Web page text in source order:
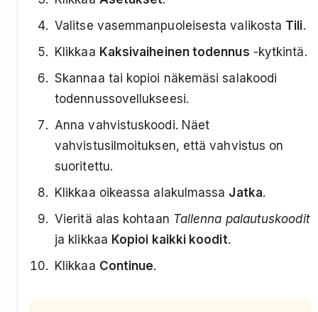
Valitse vasemmanpuoleisesta valikosta Tili.
Klikkaa Kaksivaiheinen todennus -kytkintä.
Skannaa tai kopioi näkemäsi salakoodi
todennussovellukseesi.
Anna vahvistuskoodi. Näet
vahvistusilmoituksen, että vahvistus on
suoritettu.
Klikkaa oikeassa alakulmassa Jatka.
Vieritä alas kohtaan Tallenna palautuskoodit
ja klikkaa Kopioi kaikki koodit.
Klikkaa Continue.